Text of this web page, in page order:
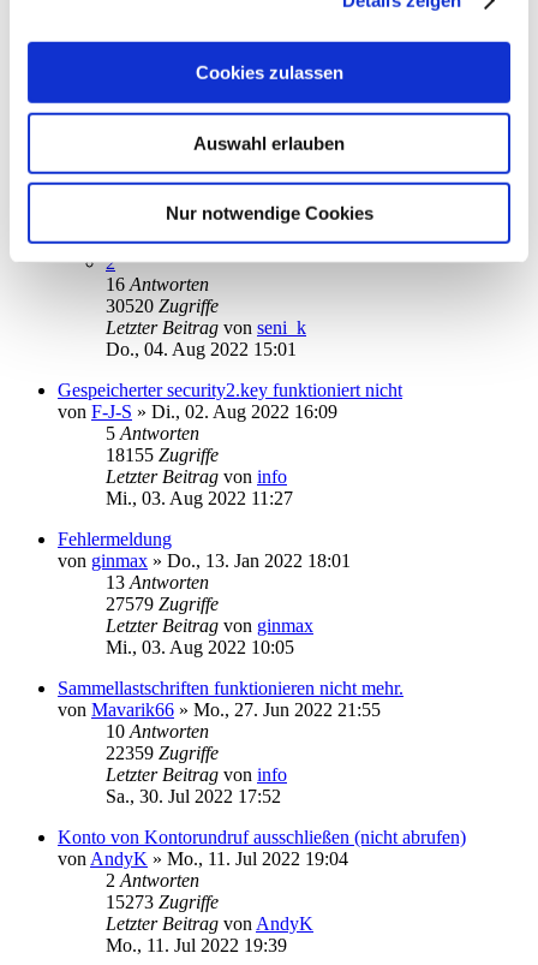
Cookies zulassen
Auswahl erlauben
Nur notwendige Cookies
Auftrag bereits eingereicht
Fr., 05. Aug 2022 13:40
15489Zugriffe
Letzter BeitragvonDieter1952
Fr., 05. Aug 2022 14:21
Do., 28. Jul 2022 11:17
1
2
16 Antworten
30520 Zugriffe
Letzter Beitrag von seni_k
Do., 04. Aug 2022 15:01
Gespeicherter security2.key funktioniert nicht
von F-J-S » Di., 02. Aug 2022 16:09
5 Antworten
18155 Zugriffe
Letzter Beitrag von info
Mi., 03. Aug 2022 11:27
Fehlermeldung
von ginmax » Do., 13. Jan 2022 18:01
13 Antworten
27579 Zugriffe
Letzter Beitrag von ginmax
Mi., 03. Aug 2022 10:05
Sammellastschriften funktionieren nicht mehr.
von Mavarik66 » Mo., 27. Jun 2022 21:55
10 Antworten
22359 Zugriffe
Letzter Beitrag von info
Sa., 30. Jul 2022 17:52
Konto von Kontorundruf ausschließen (nicht abrufen)
von AndyK » Mo., 11. Jul 2022 19:04
2 Antworten
15273 Zugriffe
Letzter Beitrag von AndyK
Mo., 11. Jul 2022 19:39